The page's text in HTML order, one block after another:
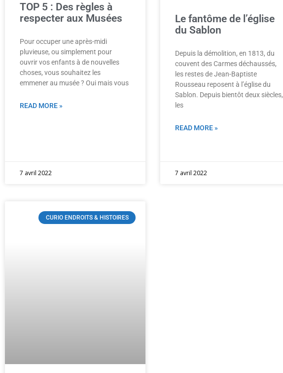
TOP 5 : Des règles à
respecter aux Musées
Pour occuper une après-midi
pluvieuse, ou simplement pour
ouvrir vos enfants à de nouvelles
choses, vous souhaitez les
emmener au musée ? Oui mais vous
READ MORE »
7 avril 2022
Le fantôme de l’église
du Sablon
Depuis la démolition, en 1813, du
couvent des Carmes déchaussés,
les restes de Jean-Baptiste
Rousseau reposent à l’église du
Sablon. Depuis bientôt deux siècles,
les
READ MORE »
7 avril 2022
CURIO ENDROITS & HISTOIRES